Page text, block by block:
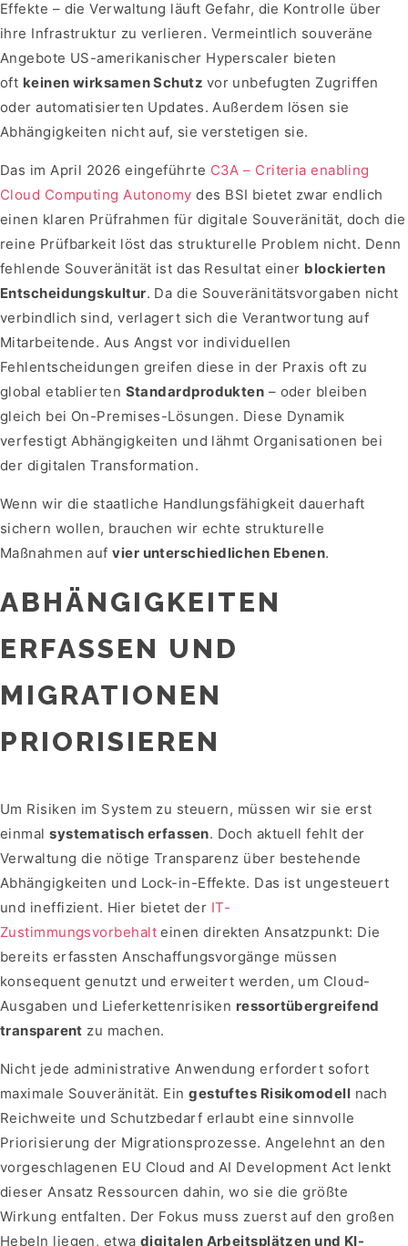
Effekte – die Verwaltung läuft Gefahr, die Kontrolle über
ihre Infrastruktur zu verlieren. Vermeintlich souveräne
Angebote US-amerikanischer Hyperscaler bieten
oft keinen wirksamen Schutz vor unbefugten Zugriffen
oder automatisierten Updates. Außerdem lösen sie
Abhängigkeiten nicht auf, sie verstetigen sie.
Das im April 2026 eingeführte C3A – Criteria enabling
Cloud Computing Autonomy des BSI bietet zwar endlich
einen klaren Prüfrahmen für digitale Souveränität, doch die
reine Prüfbarkeit löst das strukturelle Problem nicht. Denn
fehlende Souveränität ist das Resultat einer blockierten
Entscheidungskultur. Da die Souveränitätsvorgaben nicht
verbindlich sind, verlagert sich die Verantwortung auf
Mitarbeitende. Aus Angst vor individuellen
Fehlentscheidungen greifen diese in der Praxis oft zu
global etablierten Standardprodukten – oder bleiben
gleich bei On-Premises-Lösungen. Diese Dynamik
verfestigt Abhängigkeiten und lähmt Organisationen bei
der digitalen Transformation.
Wenn wir die staatliche Handlungsfähigkeit dauerhaft
sichern wollen, brauchen wir echte strukturelle
Maßnahmen aufvier unterschiedlichen Ebenen.
ABHÄNGIGKEITEN
ERFASSEN UND
MIGRATIONEN
PRIORISIEREN
Um Risiken im System zu steuern, müssen wir sie erst
einmalsystematisch erfassen. Doch aktuell fehlt der
Verwaltung die nötige Transparenz über bestehende
Abhängigkeiten und Lock-in-Effekte. Das ist ungesteuert
und ineffizient. Hier bietet der IT-
Zustimmungsvorbehalteinen direkten Ansatzpunkt: Die
bereits erfassten Anschaffungsvorgänge müssen
konsequent genutzt und erweitert werden, um Cloud-
Ausgaben und Lieferkettenrisiken ressortübergreifend
transparent zu machen.
Nicht jede administrative Anwendung erfordert sofort
maximale Souveränität. Eingestuftes Risikomodell nach
Reichweite und Schutzbedarf erlaubt eine sinnvolle
Priorisierung der Migrationsprozesse. Angelehnt an den
vorgeschlagenen EU Cloud and AI Development Act lenkt
dieser Ansatz Ressourcen dahin, wo sie die größte
Wirkung entfalten. Der Fokus muss zuerst auf den großen
Hebeln liegen, etwa digitalen Arbeitsplätzen und KI-